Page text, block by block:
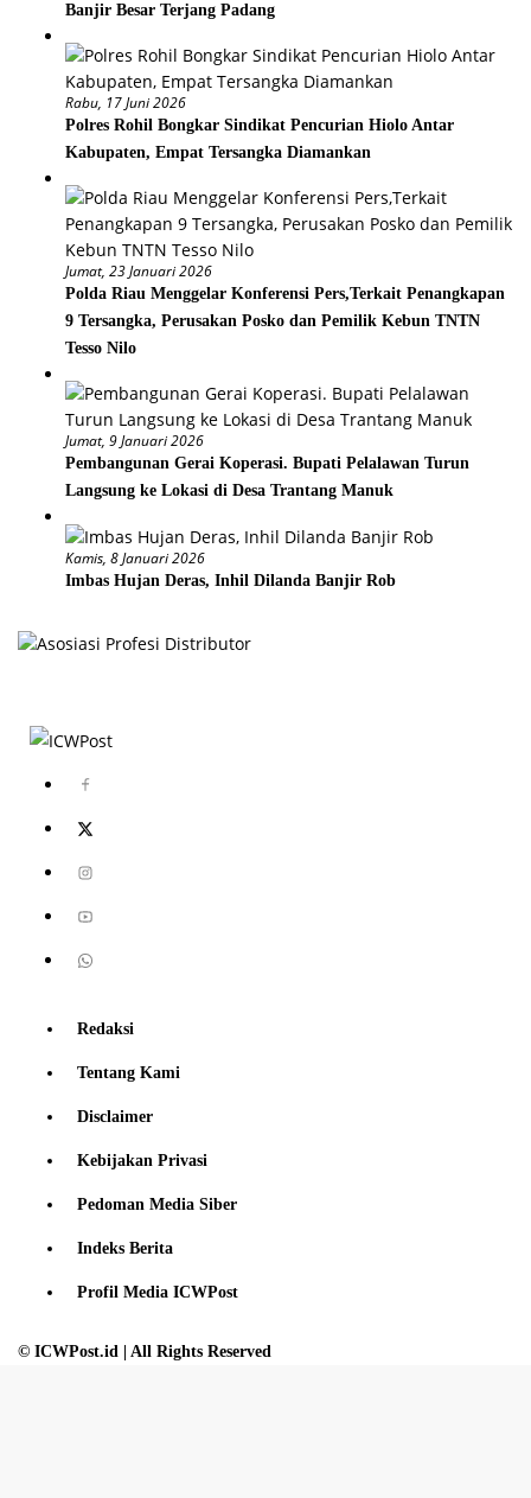
Banjir Besar Terjang Padang
Rabu, 17 Juni 2026
Polres Rohil Bongkar Sindikat Pencurian Hiolo Antar
Kabupaten, Empat Tersangka Diamankan
Jumat, 23 Januari 2026
Polda Riau Menggelar Konferensi Pers,Terkait Penangkapan
9 Tersangka, Perusakan Posko dan Pemilik Kebun TNTN
Tesso Nilo
Jumat, 9 Januari 2026
Pembangunan Gerai Koperasi. Bupati Pelalawan Turun
Langsung ke Lokasi di Desa Trantang Manuk
Kamis, 8 Januari 2026
Imbas Hujan Deras, Inhil Dilanda Banjir Rob
Redaksi
Tentang Kami
Disclaimer
Kebijakan Privasi
Pedoman Media Siber
Indeks Berita
Profil Media ICWPost
© ICWPost.id | All Rights Reserved